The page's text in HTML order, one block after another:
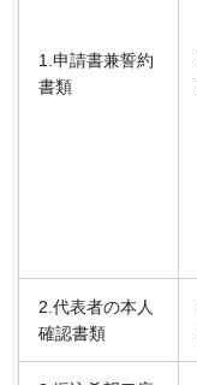
1.申請書兼誓約
書類
2.代表者の本人
確認書類